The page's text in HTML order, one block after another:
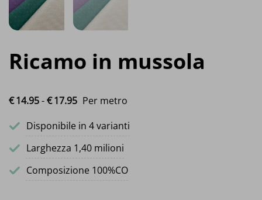
Ricamo in mussola
€14.95-€17.95 Fascia di prezzo: da €14.95 a €17.95
Per metro
Disponibile in 4 varianti
Larghezza 1,40 milioni
Composizione 100%CO